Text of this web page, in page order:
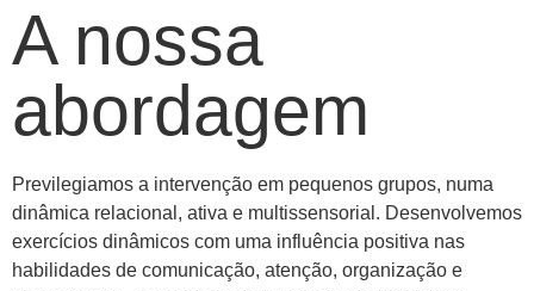
Previlegiamos a intervenção em pequenos grupos, numa
dinâmica relacional, ativa e multissensorial. Desenvolvemos
exercícios dinâmicos com uma influência positiva nas
habilidades de comunicação, atenção, organização e
A nossa
abordagem